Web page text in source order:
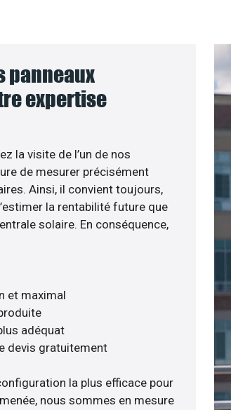
panneaux
expertise
la visite de l’un de nos
de mesurer précisément
Ainsi, il convient toujours,
la rentabilité future que
solaire. En conséquence,
et maximal
adéquat
devis gratuitement
la plus efficace pour
nous sommes en mesure